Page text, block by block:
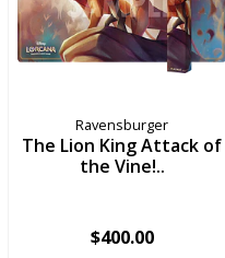
Ravensburger
The Lion King Attack of
the Vine!..
$400.00